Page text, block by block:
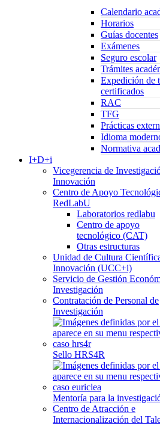
Calendario
Horarios
Guías docentes
Exámenes
Seguro escolar
Trámites
Expedición de
certificados
RAC
TFG
Prácticas
Idioma
Normativa
I+D+i
Vicegerencia de
Innovación
Centro de Apoyo
RedLabU
Laboratorios redlabu
Centro de apoyo
tecnológico (CAT)
Otras estructuras
Unidad de Cultura
Innovación (UCC+i)
Servicio de Gestión
Investigación
Contratación de Personal de
Investigación
Sello HRS4R
Mentoría para la
Centro de Atracción e
Internacionalización del